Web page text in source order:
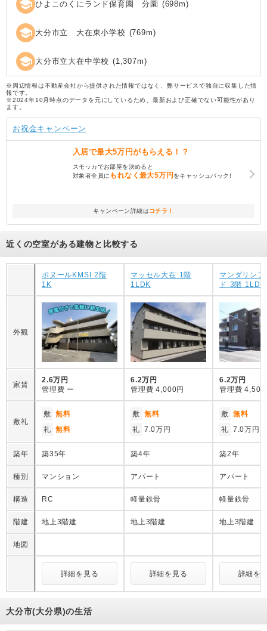
school ひよこのくにランド保育園 分園 (698m)
school 大分市立 大在東小学校 (769m)
school 大分市立大在中学校 (1,307m)
※周辺情報は不動産会社から提供された情報ではなく、弊サービスで独自に収集した情
報です。
※2024年10月時点のデータを元にしているため、最新および正確でない可能性があり
ます。
お祝金キャンペーン
入居で最大5万円がもらえる！？
スモッカでお部屋を決めると
対象者全員に もれなく最大5万円 をキャッシュバック!
キャンペーン詳細はコチラ！
近くの空室がある建物と比較する
ボヌールKMSI 2階
1K
マッセル大在 1階
1LDK
マンダリンフ
ド 3階 1LDK
外観
家賃
2.6万円
管理費 ー
6.2万円
管理費 4,000円
6.2万円
管理費 4,500
敷礼
敷 無料
礼 無料
敷 無料
礼 7.0万円
敷 無料
礼 7.0万円
築年 築35年 築4年 築2年
種別 マンション アパート アパート
構造 RC 軽量鉄骨 軽量鉄骨
階建 地上3階建 地上3階建 地上3階建
地図
詳細を見る 詳細を見る 詳細を
大分市(大分県)の生活